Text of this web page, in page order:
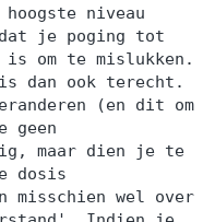
niveau
je poging tot
is om te mislukken.
dan ook terecht.
(en dit om
geen
maar dien je te
dosis
misschien wel over